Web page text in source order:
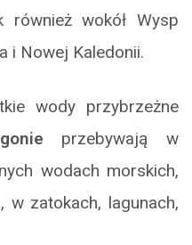
również wokół Wysp
i Nowej Kaledonii.
wody przybrzeżne
przebywają w
wodach morskich,
w zatokach, lagunach,